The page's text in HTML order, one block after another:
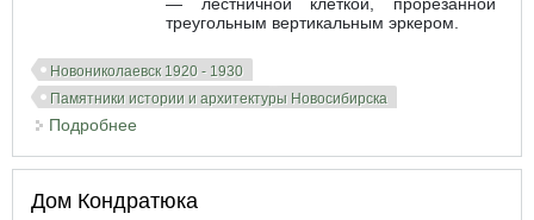
треугольным вертикальным эркером.
Новониколаевск 1920 - 1930
Памятники истории и архитектуры Новосибирска
Подробнее
Дом Кондратюка